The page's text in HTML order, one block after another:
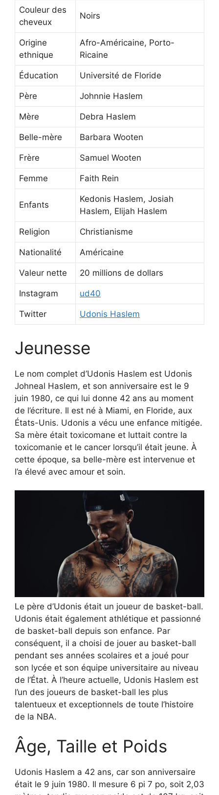
Couleur des
cheveux
Noirs
Origine
ethnique
Afro-Américaine, Porto-
Ricaine
Éducation Université de Floride
Père Johnnie Haslem
Mère Debra Haslem
Belle-mère Barbara Wooten
Frère Samuel Wooten
Femme Faith Rein
Enfants
Kedonis Haslem, Josiah
Haslem, Elijah Haslem
Religion Christianisme
Nationalité Américaine
Valeur nette 20 millions de dollars
Instagram ud40
Twitter Udonis Haslem
Jeunesse
Le nom complet d’Udonis Haslem est Udonis
Johneal Haslem, et son anniversaire est le 9
juin 1980, ce qui lui donne 42 ans au moment
de l’écriture. Il est né à Miami, en Floride, aux
États-Unis. Udonis a vécu une enfance mitigée.
Sa mère était toxicomane et luttait contre la
toxicomanie et le cancer lorsqu’il était jeune. À
cette époque, sa belle-mère est intervenue et
l’a élevé avec amour et soin.
Le père d’Udonis était un joueur de basket-ball.
Udonis était également athlétique et passionné
de basket-ball depuis son enfance. Par
conséquent, il a choisi de jouer au basket-ball
pendant ses années scolaires et a joué pour
son lycée et son équipe universitaire au niveau
de l’État. À l’heure actuelle, Udonis Haslem est
l’un des joueurs de basket-ball les plus
talentueux et exceptionnels de toute l’histoire
de la NBA.
Âge, Taille et Poids
Udonis Haslem a 42 ans, car son anniversaire
était le 9 juin 1980. Il mesure 6 pi 7 po, soit 2,03